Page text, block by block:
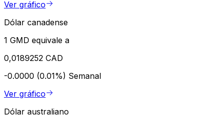
Ver gráfico
Dólar canadense
1 GMD equivale a
0,0189252 CAD
-0.0000 (0.01%) Semanal
Ver gráfico
Dólar australiano